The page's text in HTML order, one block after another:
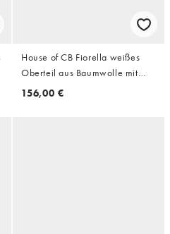
House of CB Fiorella weißes
Oberteil aus Baumwolle mit
Broderie-Anglaise-Besatz,
156,00 €